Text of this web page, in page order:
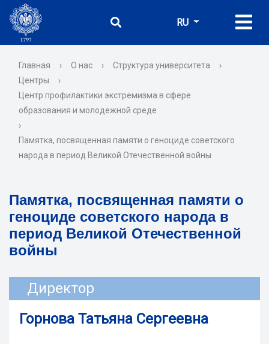
RU
Главная › О нас › Структура университета
›
Центры
›
Центр профилактики экстремизма в сфере
образования и молодежной среде
›
Памятка, посвященная памяти о геноциде советского
народа в период Великой Отечественной войны
Памятка, посвященная памяти о
геноциде советского народа в
период Великой Отечественной
войны
Директор
Горнова Татьяна Сергеевна